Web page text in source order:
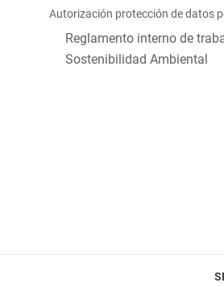
Autorización protección de datos
Reglamento interno de
Sostenibilidad Ambiental